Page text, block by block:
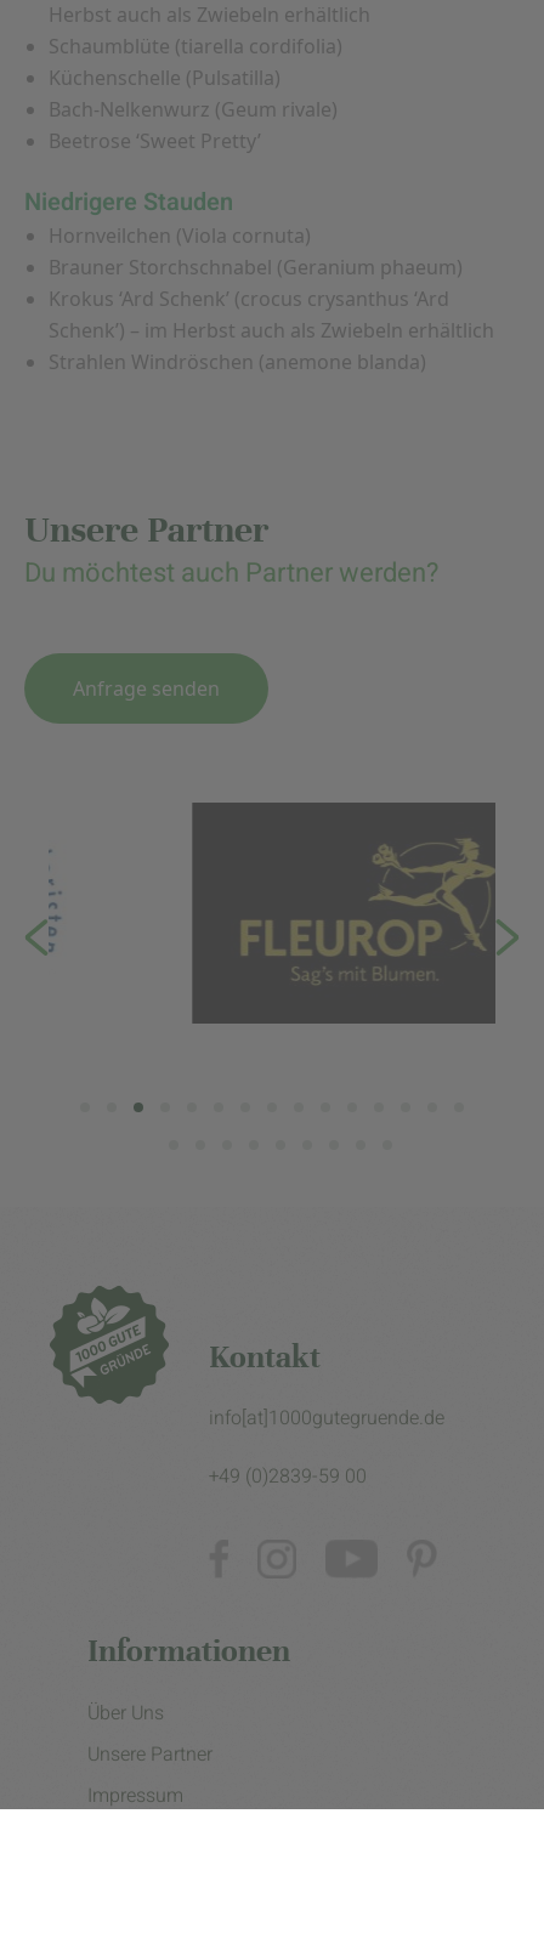
Herbst auch als Zwiebeln erhältlich
Schaumblüte (tiarella cordifolia)
Küchenschelle (Pulsatilla)
Bach-Nelkenwurz (Geum rivale)
Beetrose ‘Sweet Pretty’
Niedrigere Stauden
Hornveilchen (Viola cornuta)
Brauner Storchschnabel (Geranium phaeum)
Krokus ‘Ard Schenk’ (crocus crysanthus ‘Ard
Schenk’) – im Herbst auch als Zwiebeln erhältlich
Strahlen Windröschen (anemone blanda)
Unsere Partner
Du möchtest auch Partner werden?
Anfrage senden
Kontakt
info[at]1000gutegruende.de
+49 (0)2839-59 00
Informationen
Über Uns
Unsere Partner
Impressum